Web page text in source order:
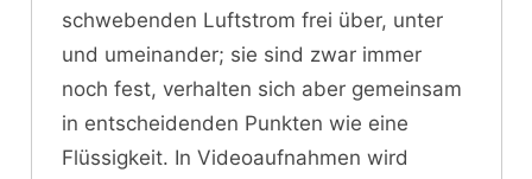
schwebenden Luftstrom frei über, unter
und umeinander; sie sind zwar immer
noch fest, verhalten sich aber gemeinsam
in entscheidenden Punkten wie eine
Flüssigkeit. In Videoaufnahmen wird